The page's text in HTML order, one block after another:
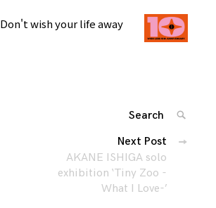
Don't wish your life away
Next Post
AKANE ISHIGA solo
exhibition ‘Tiny Zoo -
What I Love-’